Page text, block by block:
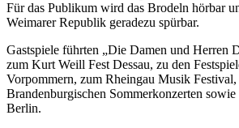
Für das Publikum wird das Brodeln hörbar
Weimarer Republik geradezu spürbar.
Gastspiele führten „Die Damen und Herren
zum Kurt Weill Fest Dessau, zu den
Vorpommern, zum Rheingau Musik Festival,
Brandenburgischen Sommerkonzerten
Berlin.